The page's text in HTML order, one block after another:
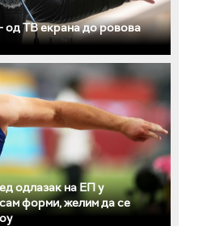
од ТВ екрана до ровова
одлазак на ЕП у
форми, желим да се